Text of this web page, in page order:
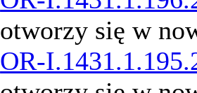
otworzy się w
OR-